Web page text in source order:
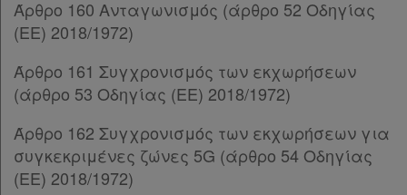
Παρ.3
Παρ.4
Παρ.6
Παρ.7
Παρ.8
Παρ.9
Παρ.10
Άρθρο 160 Ανταγωνισμός (άρθρο 52 Οδηγίας
(ΕΕ) 2018/1972)
Άρθρο 161 Συγχρονισμός των εκχωρήσεων
(άρθρο 53 Οδηγίας (ΕΕ) 2018/1972)
Άρθρο 162 Συγχρονισμός των εκχωρήσεων για
συγκεκριμένες ζώνες 5G (άρθρο 54 Οδηγίας
(ΕΕ) 2018/1972)